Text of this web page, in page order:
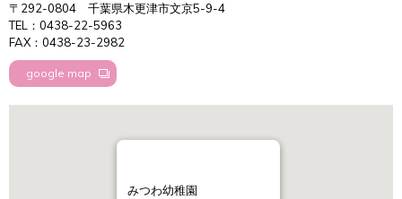
〒292-0804
千葉県木更津市文京5-9-4
TEL：0438-22-5963
FAX：0438-23-2982
google map
みつわ幼稚園